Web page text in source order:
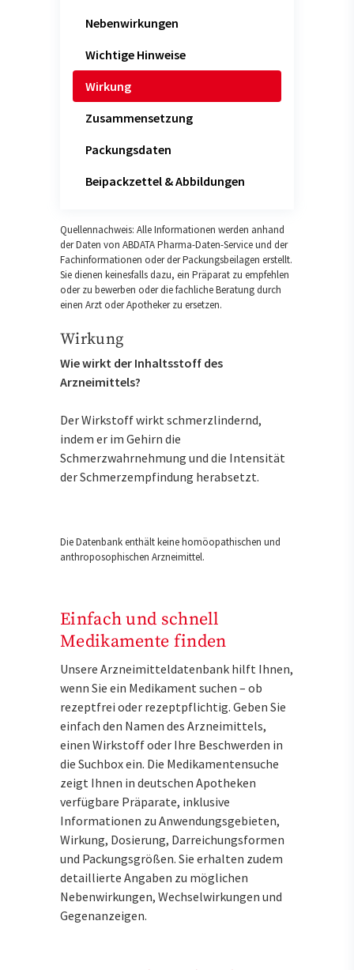
Nebenwirkungen
Wichtige Hinweise
Wirkung
Zusammensetzung
Packungsdaten
Beipackzettel & Abbildungen
Quellennachweis: Alle Informationen werden anhand
der Daten von ABDATA Pharma-Daten-Service und der
Fachinformationen oder der Packungsbeilagen erstellt.
Sie dienen keinesfalls dazu, ein Präparat zu empfehlen
oder zu bewerben oder die fachliche Beratung durch
einen Arzt oder Apotheker zu ersetzen.
Wirkung
Wie wirkt der Inhaltsstoff des
Arzneimittels?
Der Wirkstoff wirkt schmerzlindernd,
indem er im Gehirn die
Schmerzwahrnehmung und die Intensität
der Schmerzempfindung herabsetzt.
Die Datenbank enthält keine homöopathischen und
anthroposophischen Arzneimittel.
Einfach und schnell
Medikamente finden
Unsere Arzneimitteldatenbank hilft Ihnen,
wenn Sie ein Medikament suchen – ob
rezeptfrei oder rezeptpflichtig. Geben Sie
einfach den Namen des Arzneimittels,
einen Wirkstoff oder Ihre Beschwerden in
die Suchbox ein. Die Medikamentensuche
zeigt Ihnen in deutschen Apotheken
verfügbare Präparate, inklusive
Informationen zu Anwendungsgebieten,
Wirkung, Dosierung, Darreichungsformen
und Packungsgrößen. Sie erhalten zudem
detaillierte Angaben zu möglichen
Nebenwirkungen, Wechselwirkungen und
Gegenanzeigen.